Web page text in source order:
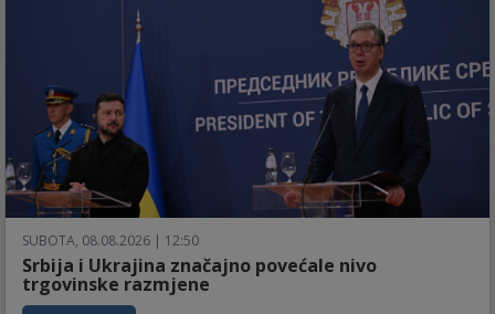
SUBOTA, 08.08.2026 | 12:50
Srbija i Ukrajina značajno povećale nivo
trgovinske razmjene